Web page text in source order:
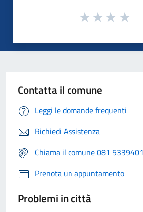
Contatta il comune
Leggi le domande frequenti
Richiedi Assistenza
Chiama il comune 081 5339401
Prenota un appuntamento
Problemi in città